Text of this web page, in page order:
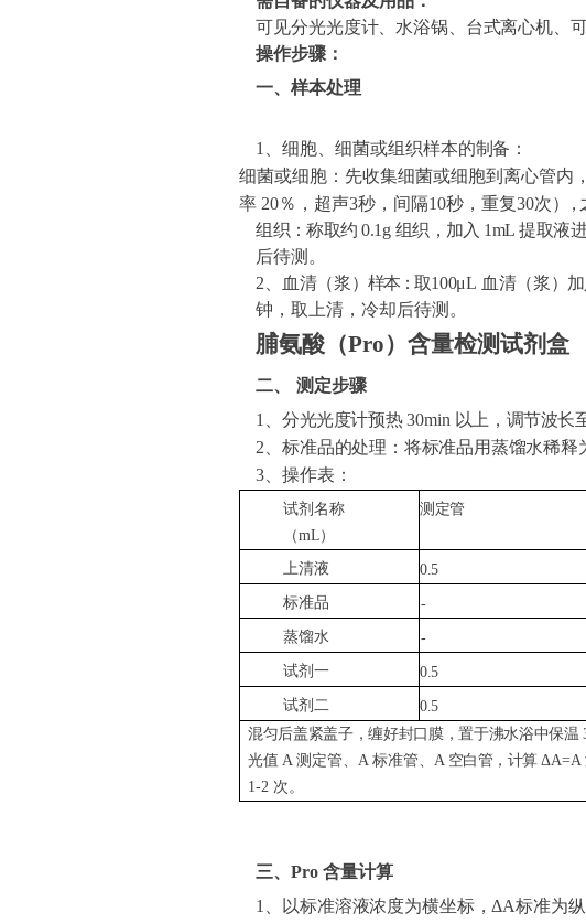
可见分光光度计、水浴锅、台式离心机、
操作步骤：
一、样本处理
1
、细胞、细菌或组织样本的制备：
细菌或细胞：先收集细菌或细胞到离心管内
率 20％，超声3秒，间隔10秒，重复30次），
组织：称取约 0.1g组织，加入 1mL提取液
后待测。
2、血清（浆）样本：取100μL 血清（浆）
钟，取上清，冷却后待测。
脯氨酸（Pro）含量检测试剂盒
二、
测定步骤
1
、分光光度计预热 30min 以上，调节波长
2 、标准品的处理：将标准品用蒸馏水稀释
3 、操作表：
试剂名称
（mL）
测定管
上清液 0.5
标准品 -
蒸馏水 -
试剂一 0.5
试剂二 0.5
混匀后盖紧盖子，缠好封口膜，置于沸水浴中保温
光值 A 测定管、 A 标准管、 A 空白管，计算 ΔA=A
1-2 次。
三、Pro含量计算
1、以标准溶液浓度为横坐标，ΔA标准为